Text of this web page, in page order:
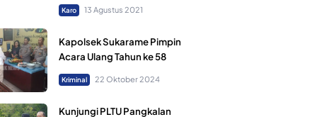
Karo 13 Agustus 2021
Kapolsek Sukarame Pimpin
Acara Ulang Tahun ke 58
Kriminal 22 Oktober 2024
Kunjungi PLTU Pangkalan